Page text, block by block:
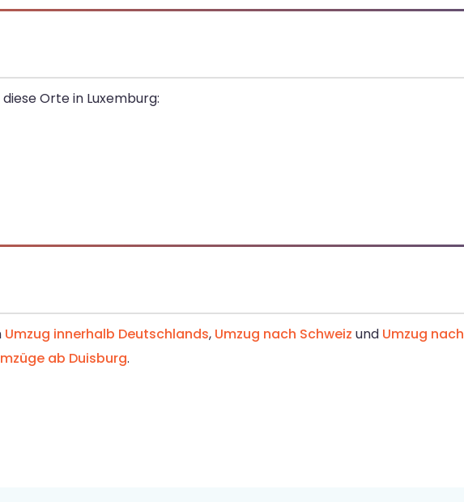
Orte in Luxemburg:
Umzug innerhalb Deutschlands, Umzug nach Schweiz und Umzug nach
ab Duisburg.